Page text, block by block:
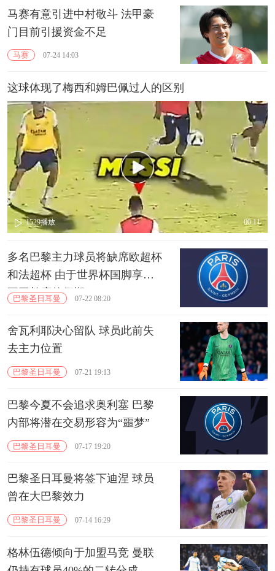
马赛有意引进中村敬斗 法甲豪
门目前引援资金不足
马赛 07-24 14:03
这球体现了梅西和姆巴佩过人的区别
1529播放 00:11
多名巴黎主力球员将缺席欧超杯
和法超杯 由于世界杯国脚享受
不同长度的假期
巴黎圣日耳曼 07-22 08:20
舍瓦利耶决心留队 球员此前失
去主力位置
巴黎圣日耳曼 07-21 19:13
巴黎今夏不会追求奥利塞 巴黎
内部将潜在交易形容为“噩梦”
巴黎圣日耳曼 07-17 19:20
巴黎圣日耳曼将签下迪涅 球员
曾在大巴黎效力
巴黎圣日耳曼 07-14 16:29
格林伍德倾向于加盟马竞 曼联